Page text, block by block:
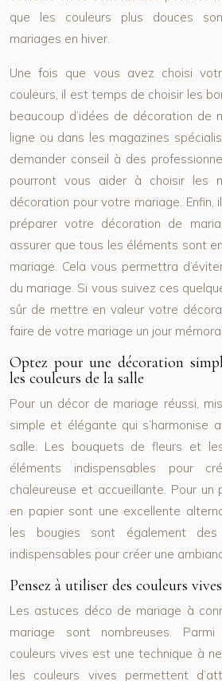
que les couleurs plus douces
mariages en hiver.
Une fois que vous avez choisi
couleurs, il est temps de choisir les
beaucoup d’idées de décoration de
ligne ou dans les magazines
demander conseil à des
pourront vous aider à choisir les
décoration pour votre mariage.
préparer votre décoration de
assurer que tous les éléments sont
mariage. Cela vous permettra
du mariage. Si vous suivez ces
sûr de mettre en valeur votre
faire de votre mariage un jour
Optez pour une décoration
les couleurs de la salle
Pour un décor de mariage réussi,
simple et élégante qui s’harmonise
salle. Les bouquets de fleurs et
éléments indispensables pour
chaleureuse et accueillante. Pour
en papier sont une excellente
les bougies sont également des
indispensables pour créer une
Pensez à utiliser des couleurs vives
Les astuces déco de mariage à
mariage sont nombreuses.
couleurs vives est une technique à
les couleurs vives permettent